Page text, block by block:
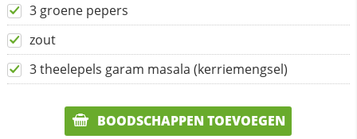
3 groene pepers
zout
3 theelepels garam masala (kerriemengsel)
BOODSCHAPPEN TOEVOEGEN